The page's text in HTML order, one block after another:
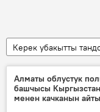
Керек убакытты
Алматы облустук
башчысы
менен качканын